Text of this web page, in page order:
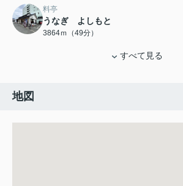
料亭
うなぎ よしもと
3864ｍ（49分）
すべて見る
地図